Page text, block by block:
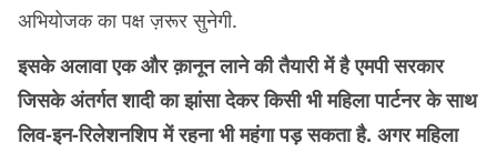
अभियोजक का पक्ष ज़रूर सुनेगी.
इसके अलावा एक और क़ानून लाने की तैयारी में है एमपी सरकार
जिसके अंतर्गत शादी का झांसा देकर किसी भी महिला पार्टनर के साथ
लिव-इन-रिलेशनशिप में रहना भी महंगा पड़ सकता है. अगर महिला